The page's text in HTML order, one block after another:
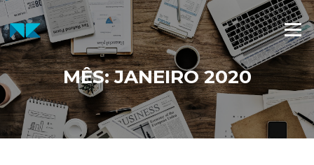
Pular
para
o
conteúdo
Menu
MÊS:JANEIRO 2020